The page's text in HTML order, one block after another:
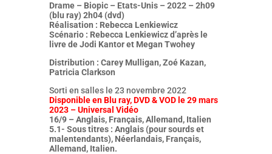
Drame – Biopic – Etats-Unis – 2022 – 2h09
(blu ray) 2h04 (dvd)
Réalisation : Rebecca Lenkiewicz
Scénario : Rebecca Lenkiewicz d’après le
livre de Jodi Kantor et Megan Twohey
Distribution : Carey Mulligan, Zoé Kazan,
Patricia Clarkson
Sorti en salles le 23 novembre 2022
Disponible en Blu ray, DVD & VOD le 29 mars
2023 – Universal Vidéo
16/9 – Anglais, Français, Allemand, Italien
5.1- Sous titres : Anglais (pour sourds et
malentendants), Néerlandais, Français,
Allemand, Italien.